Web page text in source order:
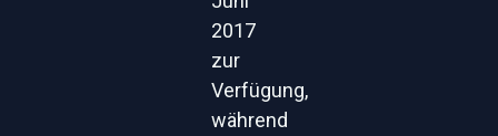
2017
zur
Verfügung,
während